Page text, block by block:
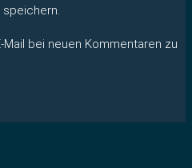
bei neuen Kommentaren zu